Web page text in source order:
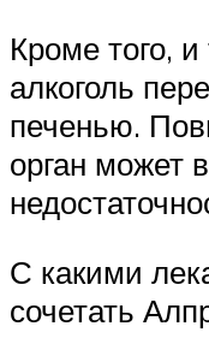
Кроме того,
алкоголь
печенью.
орган может
С какими
сочетать